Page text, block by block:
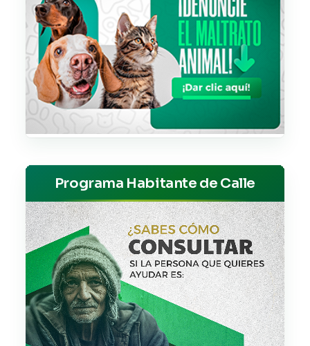
Programa Habitante de Calle